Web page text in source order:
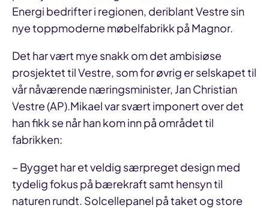
Energi bedrifter i regionen, deriblant Vestre sin
nye toppmoderne møbelfabrikk på Magnor.
Det har vært mye snakk om det ambisiøse
prosjektet til Vestre, som for øvrig er selskapet til
vår nåværende næringsminister, Jan Christian
Vestre (AP).Mikael var svært imponert over det
han fikk se når han kom inn på området til
fabrikken:
– Bygget har et veldig særpreget design med
tydelig fokus på bærekraft samt hensyn til
naturen rundt. Solcellepanel på taket og store